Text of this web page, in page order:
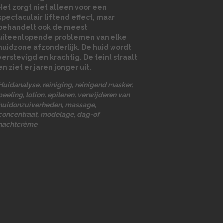
zorgt niet alleen voor een
liftend effect, maar
ook de meest
problemen van elke
afzonderlijk. De huid wordt
en krachtig. De teint straalt
ziet er jaren jonger uit.
reiniging, reinigend masker,
lotion, epileren, verwijderen van
massage,
modelage, dag-of